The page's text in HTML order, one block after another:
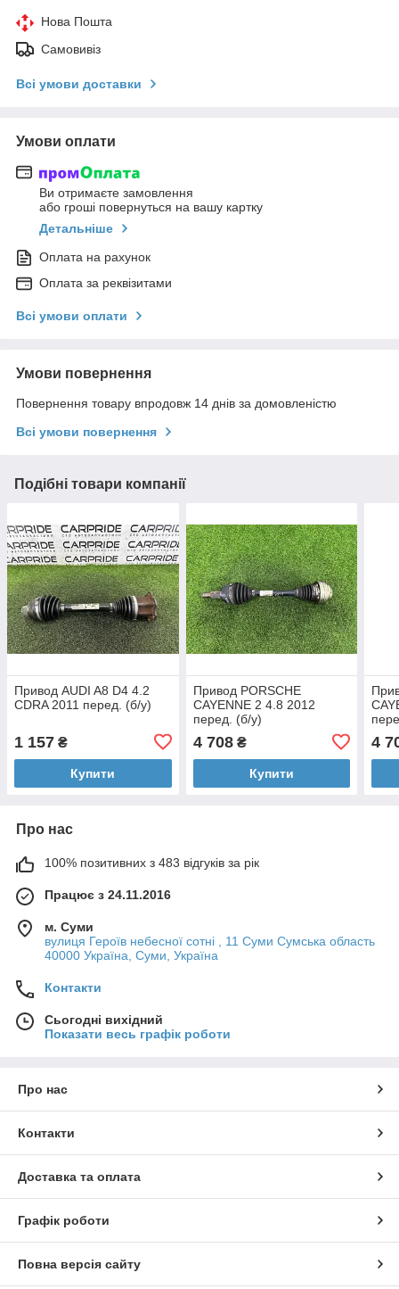
Нова Пошта
Самовивіз
Всі умови доставки
Умови оплати
Ви отримаєте замовлення
або гроші повернуться на вашу картку
Детальніше
Оплата на рахунок
Оплата за реквізитами
Всі умови оплати
Умови повернення
Повернення товару впродовж 14 днів за домовленістю
Всі умови повернення
Подібні товари компанії
Привод AUDI A8 D4 4.2
CDRA 2011 перед. (б/у)
1 157 ₴
Купити
Привод PORSCHE
CAYENNE 2 4.8 2012
перед. (б/у)
4 708₴
Купити
4
Про нас
100% позитивних з 483 відгуків за рік
Працює з 24.11.2016
м. Суми
вулиця Героїв небесної сотні , 11 Суми Сумська область
40000 Україна, Суми, Україна
Контакти
Сьогодні вихідний
Показати весь графік роботи
Про нас
Контакти
Доставка та оплата
Графік роботи
Повна версія сайту